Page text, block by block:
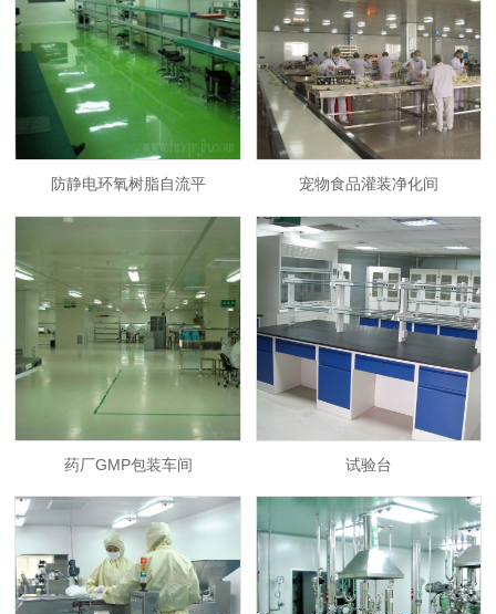
防静电环氧树脂自流平 宠物食品灌装净化间
药厂GMP包装车间 试验台